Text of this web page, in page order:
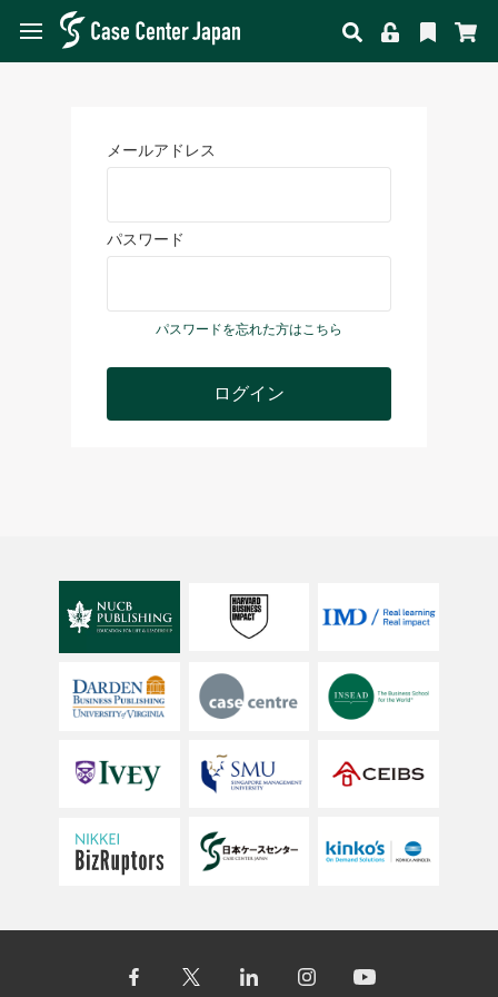
メールアドレス
パスワード
パスワードを忘れた方はこちら
ログイン